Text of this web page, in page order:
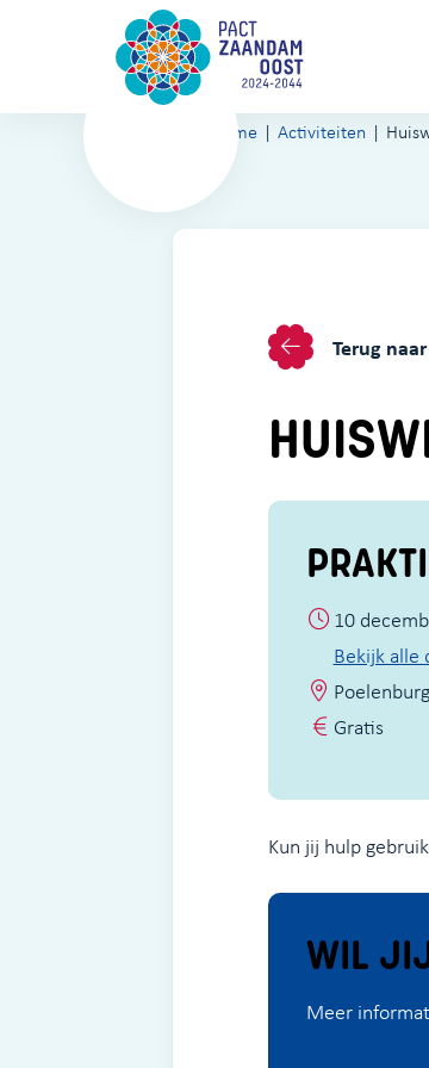
Home Activiteiten
Terug
10
Bekijk alle
Gratis
Kun jij hulp
WIL
Meer